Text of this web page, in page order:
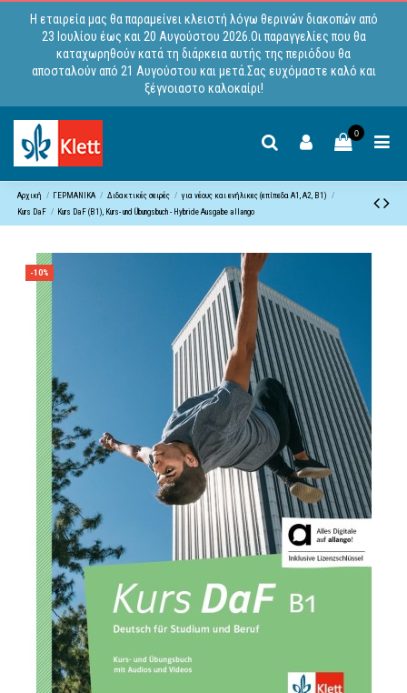
Η εταιρεία μας θα παραμείνει κλειστή λόγω θερινών διακοπών από
23 Ιουλίου έως και 20 Αυγούστου 2026.Οι παραγγελίες που θα
καταχωρηθούν κατά τη διάρκεια αυτής της περιόδου θα
αποσταλούν από 21 Αυγούστου και μετά.Σας ευχόμαστε καλό και
ξέγνοιαστο καλοκαίρι!
0
Αρχική ΓΕΡΜΑΝΙΚΑ Διδακτικές σειρές
για νέους και ενήλικες (επίπεδα A1, Α2, B1)
Kurs DaF
Kurs DaF (Β1), Kurs- und Übungsbuch - Hybride Ausgabe allango
-10%